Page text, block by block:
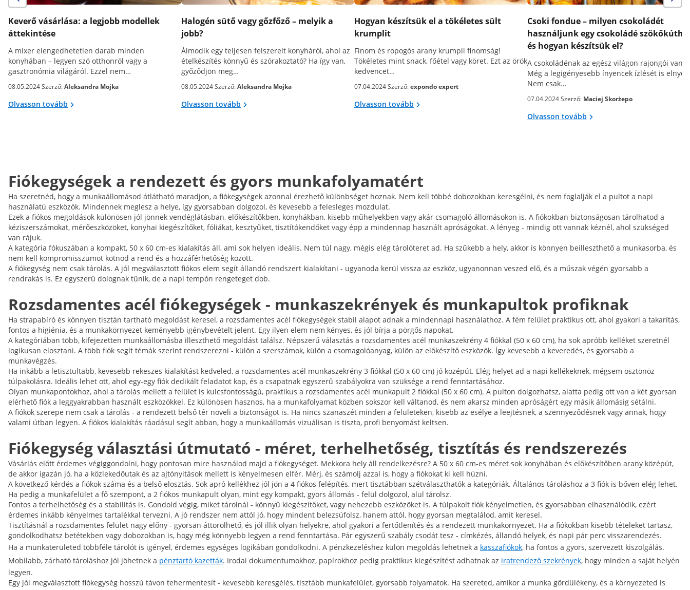
Keverő vásárlása: a legjobb modellek
áttekintése
A mixer elengedhetetlen darab minden
konyhában – legyen szó otthonról vagy a
gasztronómia világáról. Ezzel nem…
08.05.2024 Szerző:Aleksandra Mojka
Olvasson tovább
Halogén sütő vagy gőzfőző – melyik a
jobb?
Álmodik egy teljesen felszerelt konyháról, ahol az
ételkészítés könnyű és szórakoztató? Ha így van,
győződjön meg…
08.05.2024 Szerző:Aleksandra Mojka
Olvasson tovább
Hogyan készítsük el a tökéletes sült
krumplit
Finom és ropogós arany krumpli finomság!
Tökéletes mint snack, főétel vagy köret. Ezt az örök
kedvencet…
07.04.2024 Szerző:expondo expert
Olvasson tovább
Csoki fondue – milyen csokoládét
használjunk egy csokoládé
és hogyan készítsük el?
A csokoládénak az egész világon rajongói
Még a legigényesebb ínyencek ízlését is
Nem csak…
07.04.2024 Szerző: Maciej Skorżepo
Olvasson tovább
Fiókegységek a rendezett és gyors munkafolyamatért
Ha szeretnéd, hogy a munkaállomásod átlátható maradjon, a fiókegységek azonnal érezhető különbséget hoznak. Nem kell többé dobozokban keresgélni, és nem foglalják el a pultot a napi
használatú eszközök. Mindennek meglesz a helye, így gyorsabban dolgozol, és kevesebb a felesleges mozdulat.
Ezek a fiókos megoldások különösen jól jönnek vendéglátásban, előkészítőkben, konyhákban, kisebb műhelyekben vagy akár csomagoló állomásokon is. A fiókokban biztonságosan tárolhatod a
kéziszerszámokat, mérőeszközöket, konyhai kiegészítőket, fóliákat, kesztyűket, tisztítókendőket vagy épp a mindennap használt apróságokat. A lényeg - mindig ott vannak kéznél, ahol szükséged
van rájuk.
A kategória fókuszában a kompakt, 50 x 60 cm-es kialakítás áll, ami sok helyen ideális. Nem túl nagy, mégis elég tárolóteret ad. Ha szűkebb a hely, akkor is könnyen beilleszthető a munkasorba, és
nem kell kompromisszumot kötnöd a rend és a hozzáférhetőség között.
A fiókegység nem csak tárolás. A jól megválasztott fiókos elem segít állandó rendszert kialakítani - ugyanoda kerül vissza az eszköz, ugyanonnan veszed elő, és a műszak végén gyorsabb a
rendrakás is. Ez egyszerű dolognak tűnik, de a napi tempón rengeteget dob.
Rozsdamentes acél fiókegységek - munkaszekrények és munkapultok profiknak
Ha strapabíró és könnyen tisztán tartható megoldást keresel, a rozsdamentes acél fiókegységek stabil alapot adnak a mindennapi használathoz. A fém felület praktikus ott, ahol gyakori a takarítás,
fontos a higiénia, és a munkakörnyezet keményebb igénybevételt jelent. Egy ilyen elem nem kényes, és jól bírja a pörgős napokat.
A kategóriában több, kifejezetten munkaállomásba illeszthető megoldást találsz. Népszerű választás a rozsdamentes acél munkaszekrény 4 fiókkal (50 x 60 cm), ha sok apróbb kelléket szeretnél
logikusan elosztani. A több fiók segít témák szerint rendszerezni - külön a szerszámok, külön a csomagolóanyag, külön az előkészítő eszközök. Így kevesebb a keveredés, és gyorsabb a
munkavégzés.
Ha inkább a letisztultabb, kevesebb rekeszes kialakítást kedveled, a rozsdamentes acél munkaszekrény 3 fiókkal (50 x 60 cm) jó középút. Elég helyet ad a napi kellékeknek, mégsem ösztönöz
túlpakolásra. Ideális lehet ott, ahol egy-egy fiók dedikált feladatot kap, és a csapatnak egyszerű szabályokra van szüksége a rend fenntartásához.
Olyan munkapontokhoz, ahol a tárolás mellett a felület is kulcsfontosságú, praktikus a rozsdamentes acél munkapult 2 fiókkal (50 x 60 cm). A pulton dolgozhatsz, alatta pedig ott van a két gyorsan
elérhető fiók a leggyakrabban használt eszközökkel. Ez különösen hasznos, ha a munkafolyamat közben sokszor kell váltanod, és nem akarsz minden apróságért egy másik állomásig sétálni.
A fiókok szerepe nem csak a tárolás - a rendezett belső tér növeli a biztonságot is. Ha nincs szanaszét minden a felületeken, kisebb az esélye a leejtésnek, a szennyeződésnek vagy annak, hogy
valami útban legyen. A fiókos kialakítás ráadásul segít abban, hogy a munkaállomás vizuálisan is tiszta, profi benyomást keltsen.
Fiókegység választási útmutató - méret, terhelhetőség, tisztítás és rendszerezés
Vásárlás előtt érdemes végiggondolni, hogy pontosan mire használod majd a fiókegységet. Mekkora hely áll rendelkezésre? A 50 x 60 cm-es méret sok konyhában és előkészítőben arany középút,
de akkor igazán jó, ha a közlekedőutak és az ajtónyitások mellett is kényelmesen elfér. Mérj, és számolj azzal is, hogy a fiókokat ki kell húzni.
A következő kérdés a fiókok száma és a belső elosztás. Sok apró kellékhez jól jön a 4 fiókos felépítés, mert tisztábban szétválaszthatók a kategóriák. Általános tároláshoz a 3 fiók is bőven elég lehet.
Ha pedig a munkafelület a fő szempont, a 2 fiókos munkapult olyan, mint egy kompakt, gyors állomás - felül dolgozol, alul tárolsz.
Fontos a terhelhetőség és a stabilitás is. Gondold végig, miket tárolnál - könnyű kiegészítőket, vagy nehezebb eszközöket is. A túlpakolt fiók kényelmetlen, és gyorsabban elhasználódik, ezért
érdemes inkább kényelmes tartalékkal tervezni. A jó rendszer nem attól jó, hogy mindent belezsúfolsz, hanem attól, hogy gyorsan megtalálod, amit keresel.
Tisztításnál a rozsdamentes felület nagy előny - gyorsan áttörölhető, és jól illik olyan helyekre, ahol gyakori a fertőtlenítés és a rendezett munkakörnyezet. Ha a fiókokban kisebb tételeket tartasz,
gondolkodhatsz betétekben vagy dobozokban is, hogy még könnyebb legyen a rend fenntartása. Pár egyszerű szabály csodát tesz - címkézés, állandó helyek, és napi pár perc visszarendezés.
Ha a munkaterületed többféle tárolót is igényel, érdemes egységes logikában gondolkodni. A pénzkezeléshez külön megoldás lehetnek a kasszafiókok, ha fontos a gyors, szervezett kiszolgálás.
Mobilabb, zárható tároláshoz jól jöhetnek a pénztartó kazetták. Irodai dokumentumokhoz, papírokhoz pedig praktikus kiegészítést adhatnak az iratrendező szekrények, hogy minden a saját helyén
legyen.
Egy jól megválasztott fiókegység hosszú távon tehermentesít - kevesebb keresgélés, tisztább munkafelület, gyorsabb folyamatok. Ha szereted, amikor a munka gördülékeny, és a környezeted is